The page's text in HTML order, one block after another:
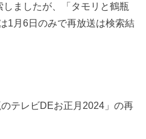
しましたが、「タモリと鶴瓶
1月6日のみで再放送は検索結
テレビDEお正月2024」の再